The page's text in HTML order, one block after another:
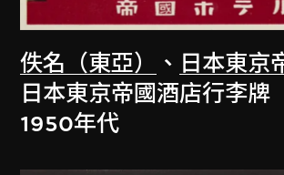
佚名（東亞） 、 日本東京
日本東京帝國酒店行李牌
1950年代